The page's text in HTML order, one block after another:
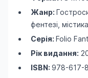
Жанр:
фентезі, містика
Серія: Folio
Рік видання:
ISBN: 978-617-